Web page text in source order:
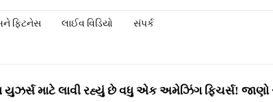
ફિટનેસ લાઈવ વિડિયો સંપર્ક
લાવી રહ્યું છે વધુ એક અમેઝિંગ ફિચર્સ! જાણો સંપૂર્ણ